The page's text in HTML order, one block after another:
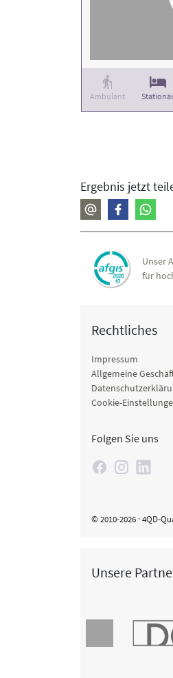
Ambulant Stationär
Ergebnis jetzt
Unser
für
Rechtliches
Impressum
Allgemeine
Cookie-
Folgen Sie uns
© 2010-2026 · 4QD-
Unsere